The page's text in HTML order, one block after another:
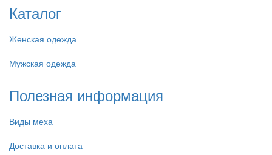
Каталог
Женская одежда
Мужская одежда
Полезная информация
Виды меха
Доставка и оплата